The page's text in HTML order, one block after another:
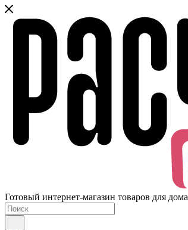
Готовый интернет-магазин товаров для дома